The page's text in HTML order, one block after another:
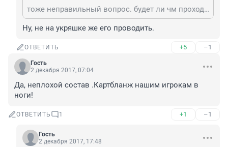
тоже неправильный вопрос. будет ли чм проходить в рашке?
Ну, не на укряшке же его проводить.
ОТВЕТИТЬ +5 –1
Гость
2 декабря 2017, 07:04
Да, неплохой состав .Картбланж нашим игрокам в
ноги!
ОТВЕТИТЬ 1 +1 –1
Гость
2 декабря 2017, 17:48